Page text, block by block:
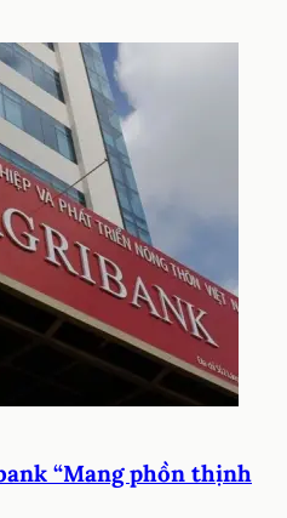
“Mang phồn thịnh